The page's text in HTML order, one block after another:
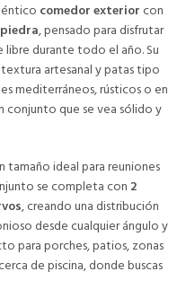
comedor exterior con
, pensado para disfrutar
libre durante todo el año. Su
artesanal y patas tipo
mediterráneos, rústicos o en
conjunto que se vea sólido y
tamaño ideal para reuniones
se completa con 2
, creando una distribución
desde cualquier ángulo y
para porches, patios, zonas
de piscina, donde buscas